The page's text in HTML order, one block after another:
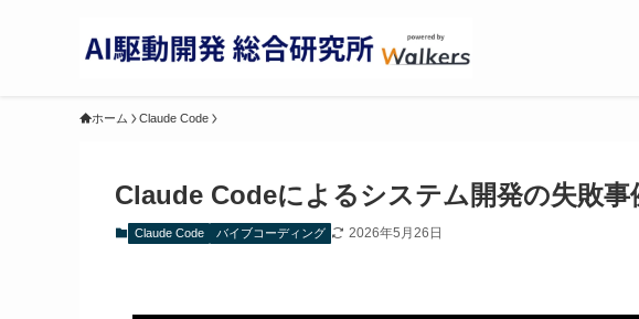
ホーム Claude Code
Claude Codeによるシステム開発の失敗事
Claude Code バイブコーディング 2026年5月26日